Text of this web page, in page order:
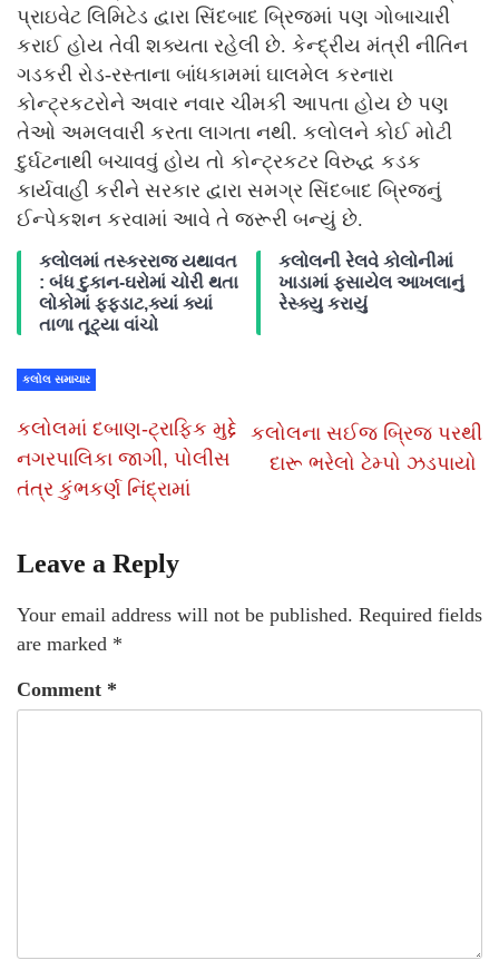
પ્રાઇવેટ લિમિટેડ દ્વારા સિંદબાદ બ્રિજમાં પણ ગોબાચારી
કરાઈ હોય તેવી શક્યતા રહેલી છે. કેન્દ્રીય મંત્રી નીતિન
ગડકરી રોડ-રસ્તાના બાંધકામમાં ઘાલમેલ કરનારા
કોન્ટ્રકટરોને અવાર નવાર ચીમકી આપતા હોય છે પણ
તેઓ અમલવારી કરતા લાગતા નથી. કલોલને કોઈ મોટી
દુર્ઘટનાથી બચાવવું હોય તો કોન્ટ્રકટર વિરુદ્ધ કડક
કાર્યવાહી કરીને સરકાર દ્વારા સમગ્ર સિંદબાદ બ્રિજનું
ઈન્પેકશન કરવામાં આવે તે જરૂરી બન્યું છે.
કલોલમાં તસ્કરરાજ યથાવત
: બંધ દુકાન-ઘરોમાં ચોરી થતા
લોકોમાં ફફડાટ,ક્યાં ક્યાં
તાળા તૂટ્યા વાંચો
કલોલની રેલવે કોલોનીમાં
ખાડામાં ફસાયેલ આખલાનું
રેસ્ક્યુ કરાયું
કલોલ સમાચાર
કલોલમાં દબાણ-ટ્રાફિક મુદ્દે
નગરપાલિકા જાગી, પોલીસ
તંત્ર કુંભકર્ણ નિંદ્રામાં
કલોલના સઈજ બ્રિજ પરથી
દારૂ ભરેલો ટેમ્પો ઝડપાયો
Leave a Reply
Your email address will not be published. Required fields
are marked *
Comment *